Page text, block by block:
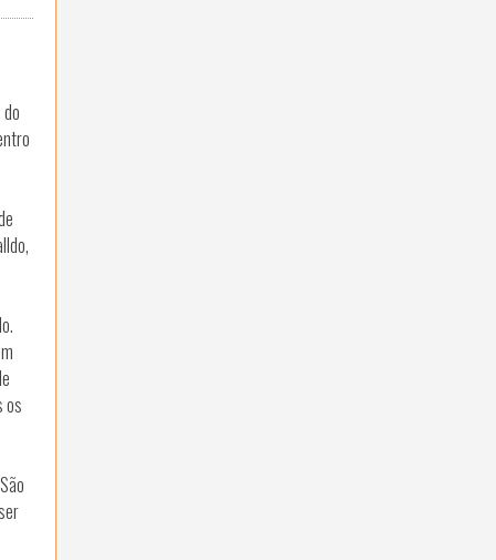
os